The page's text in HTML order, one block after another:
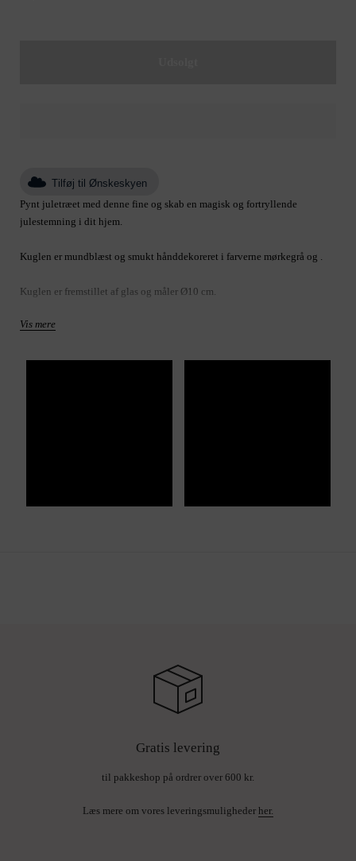
Tilføj til Ønskeskyen
Pynt juletræet med denne fine og skab en magisk og fortryllende
julestemning i dit hjem.
Kuglen er mundblæst og smukt hånddekoreret i farverne mørkegrå og .
Kuglen er fremstillet af glas og måler Ø10 cm.
NB. Da denne flotte er håndlavet, så vil to kugler ikke være ens. På den
eller dekorere dit juletræ.
Vis mere
Gratis levering
til pakkeshop på ordrer over 600 kr.
Læs mere om vores leveringsmuligheder her.